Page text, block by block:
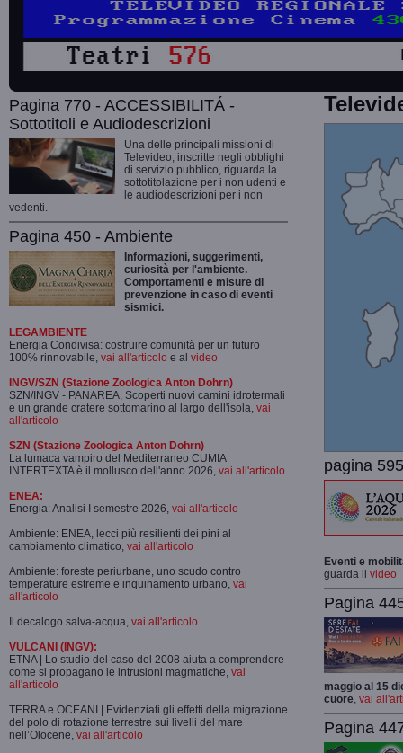
Pagina 770 - ACCESSIBILITÁ -
Sottotitoli e Audiodescrizioni
Una delle principali missioni di
Televideo, inscritte negli obblighi
di servizio pubblico, riguarda la
sottotitolazione per i non udenti e
le audiodescrizioni per i non
vedenti.
Pagina 450 - Ambiente
Informazioni, suggerimenti,
curiosità per l'ambiente.
Comportamenti e misure di
prevenzione in caso di eventi
sismici.
LEGAMBIENTE
Energia Condivisa: costruire comunità per un futuro
100% rinnovabile, vai all'articolo e al video
INGV/SZN (Stazione Zoologica Anton Dohrn)
SZN/INGV - PANAREA, Scoperti nuovi camini idrotermali
e un grande cratere sottomarino al largo dell'isola, vai
all'articolo
SZN (Stazione Zoologica Anton Dohrn)
La lumaca vampiro del Mediterraneo CUMIA
INTERTEXTA è il mollusco dell'anno 2026, vai all'articolo
ENEA:
Energia: Analisi I semestre 2026, vai all'articolo
Ambiente: ENEA, lecci più resilienti dei pini al
cambiamento climatico, vai all'articolo
Ambiente: foreste periurbane, uno scudo contro
temperature estreme e inquinamento urbano, vai
all'articolo
Il decalogo salva-acqua, vai all'articolo
VULCANI (INGV):
ETNA | Lo studio del caso del 2008 aiuta a comprendere
come si propagano le intrusioni magmatiche, vai
all'articolo
TERRA e OCEANI | Evidenziati gli effetti della migrazione
del polo di rotazione terrestre sui livelli del mare
nell’Olocene, vai all'articolo
pagina
Eventi e
guarda il video
Pagina
maggio al 15
cuore, vai
Pagina